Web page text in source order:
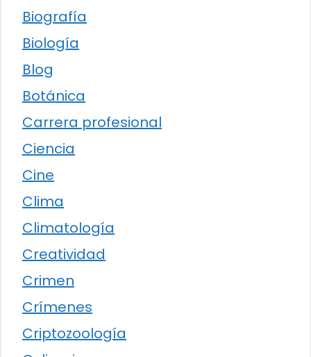
Biografía
Biología
Blog
Botánica
Carrera profesional
Ciencia
Cine
Clima
Climatología
Creatividad
Crimen
Crímenes
Criptozoología